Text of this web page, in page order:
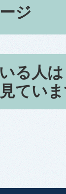
ジ
る人は
てい